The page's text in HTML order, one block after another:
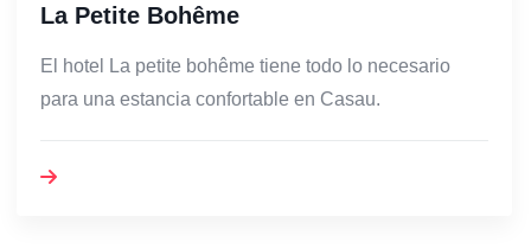
La Petite Bohême
El hotel La petite bohême tiene todo lo necesario
para una estancia confortable en Casau.